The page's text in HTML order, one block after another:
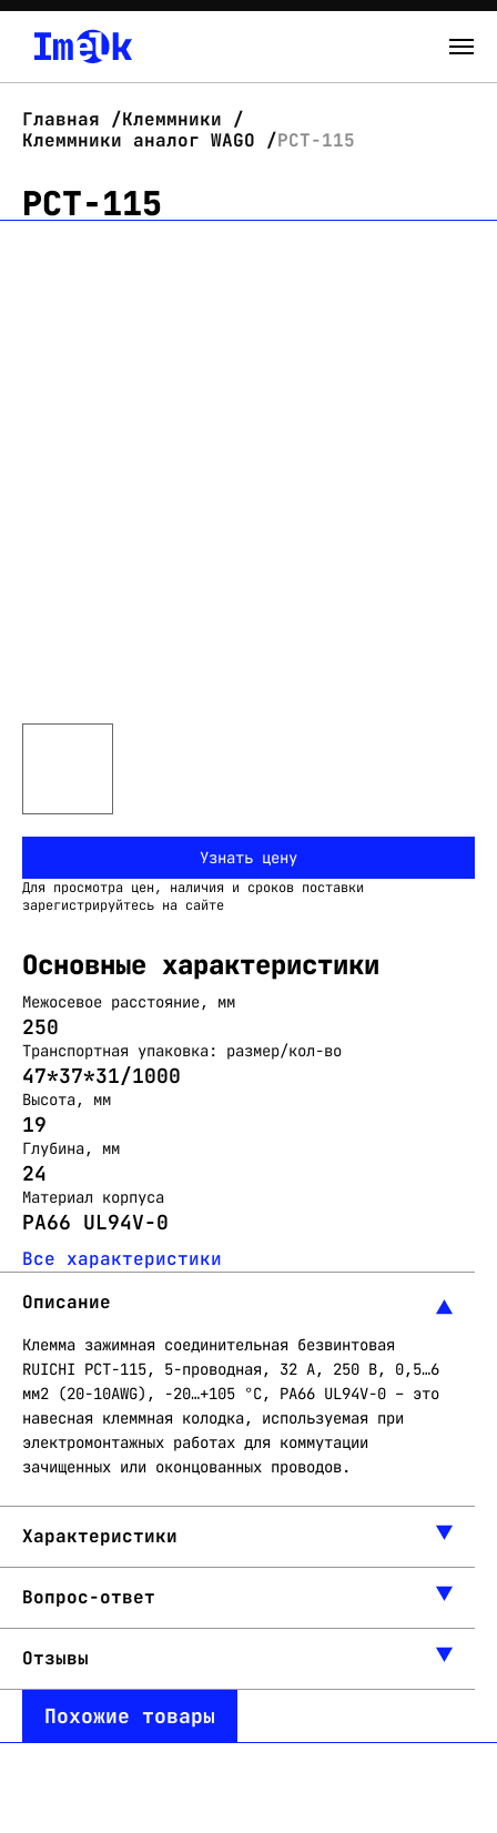
О нас
Новости
Главная
Клеммники
Клеммники аналог WAGO
PCT-115
PCT-115
Узнать цену
Для просмотра цен, наличия и сроков поставки
зарегистрируйтесь на сайте
Основные характеристики
Межосевое расстояние, мм
250
Транспортная упаковка: размер/кол-во
47*37*31/1000
Высота, мм
19
Глубина, мм
24
Материал корпуса
PA66 UL94V-0
Все характеристики
Описание
Клемма зажимная соединительная безвинтовая
RUICHI PCT-115, 5-проводная, 32 А, 250 В, 0,5…6
мм2 (20-10AWG), -20…+105 °C, PA66 UL94V-0 – это
навесная клеммная колодка, используемая при
электромонтажных работах для коммутации
зачищенных или оконцованных проводов.
Характеристики
Вопрос-ответ
Отзывы
Похожие товары